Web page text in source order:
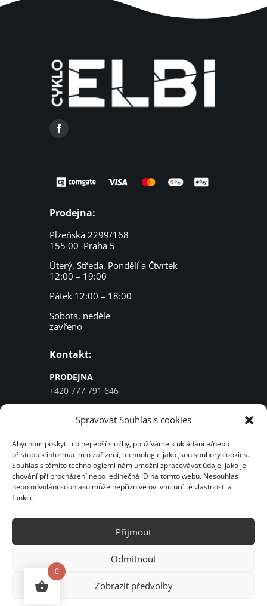
Spravovat Souhlas s cookies
Abychom poskytli co nejlepší služby, používáme k ukládání a/nebo
přístupu k informacím o zařízení, technologie jako jsou soubory cookies.
Souhlas s těmito technologiemi nám umožní zpracovávat údaje, jako je
chování při procházení nebo jedinečná ID na tomto webu. Nesouhlas
nebo odvolání souhlasu může nepříznivě ovlivnit určité vlastnosti a
funkce.
Přijmout
Odmítnout
Zobrazit předvolby
Prodejna:
Plzeňská 2299/168
155 00 Praha 5
Úterý, Středa, Pondělí a Čtvrtek
12:00 – 19:00
Pátek 12:00 – 18:00
Sobota, neděle
zavřeno
Kontakt:
PRODEJNA
+420 777 791 646
+420 777 964 580
info@cykloelbi.cz
IČO:25403681
DIČ: CZ25403681
Informace
Reklamace a vrácení zboží
Ochrana osobních údajů
0